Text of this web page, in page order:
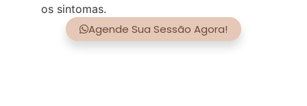
os sintomas.
Agende Sua Sessão Agora!